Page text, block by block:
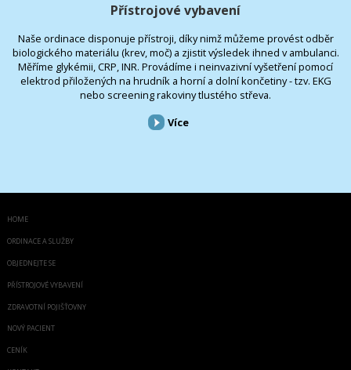
Přístrojové vybavení
Naše ordinace disponuje přístroji, díky nimž můžeme provést odběr
biologického materiálu (krev, moč) a zjistit výsledek ihned v ambulanci.
Měříme glykémii, CRP, INR. Provádíme i neinvazivní vyšetření pomocí
elektrod přiložených na hrudník a horní a dolní končetiny - tzv. EKG
nebo screening rakoviny tlustého střeva.
Více
HOME
ORDINACE A SLUŽBY
OBJEDNEJTE SE
PŘÍSTROJOVÉ VYBAVENÍ
ZDRAVOTNÍ POJIŠŤOVNY
NOVÝ PACIENT
CENÍK